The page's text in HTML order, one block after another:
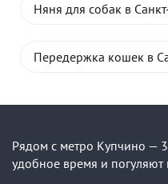
Няня для собак в
Передержка кошек в
Рядом с метро Купчино —
удобное время и